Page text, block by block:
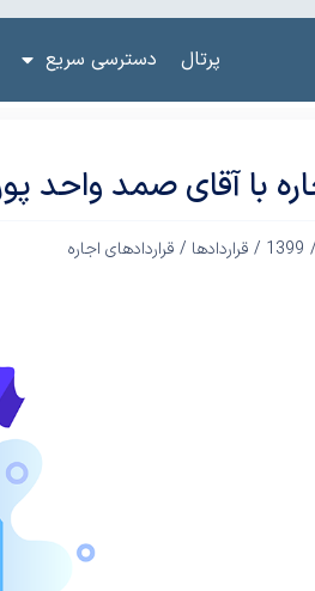
پرتال دسترسی سریع
با آقای صمد واحد
1399
/ قراردادها / قراردادهای اجاره